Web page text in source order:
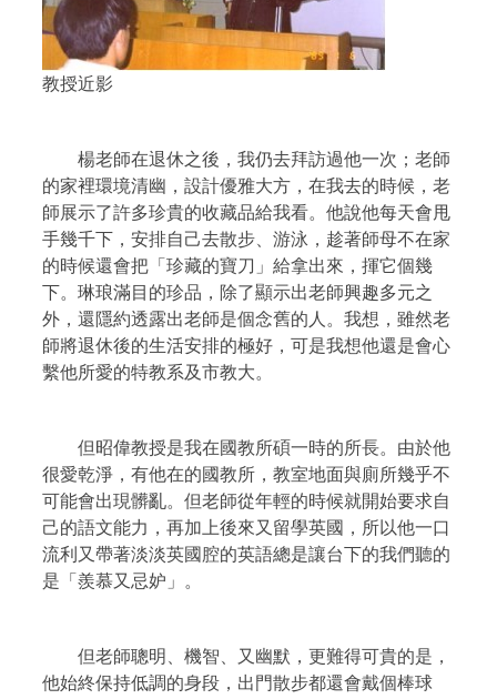
教授近影
楊老師在退休之後，我仍去拜訪過他一次；老師
的家裡環境清幽，設計優雅大方，在我去的時候，老
師展示了許多珍貴的收藏品給我看。他說他每天會甩
手幾千下，安排自己去散步、游泳，趁著師母不在家
的時候還會把「珍藏的寶刀」給拿出來，揮它個幾
下。琳琅滿目的珍品，除了顯示出老師興趣多元之
外，還隱約透露出老師是個念舊的人。我想，雖然老
師將退休後的生活安排的極好，可是我想他還是會心
繫他所愛的特教系及市教大。
但昭偉教授是我在國教所碩一時的所長。由於他
很愛乾淨，有他在的國教所，教室地面與廁所幾乎不
可能會出現髒亂。但老師從年輕的時候就開始要求自
己的語文能力，再加上後來又留學英國，所以他一口
流利又帶著淡淡英國腔的英語總是讓台下的我們聽的
是「羨慕又忌妒」。
但老師聰明、機智、又幽默，更難得可貴的是，
他始終保持低調的身段，出門散步都還會戴個棒球